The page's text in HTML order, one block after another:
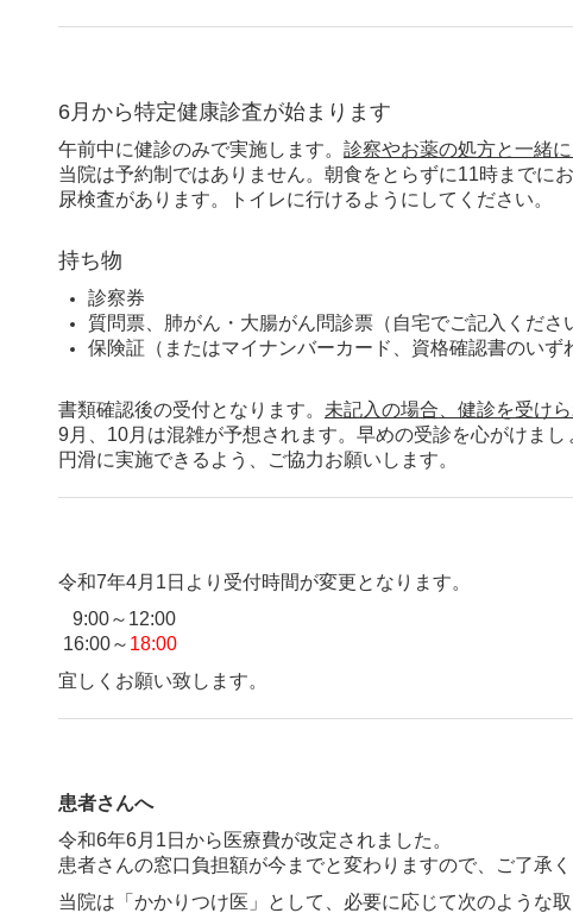
6月から特定健康診査が始まります
午前中に健診のみで実施します。 診察やお薬の処方と一緒
当院は予約制ではありません。朝食をとらずに11時までにお
尿検査があります。トイレに行けるようにしてください。
持ち物
診察券
質問票、肺がん・大腸がん問診票（自宅でご記入くださ
保険証（またはマイナンバーカード、資格確認書のいず
書類確認後の受付となります。 未記入の場合、健診を受け
9月、10月は混雑が予想されます。早めの受診を心がけまし
円滑に実施できるよう、ご協力お願いします。
令和7年4月1日より受付時間が変更となります。
9:00～12:00
16:00～ 18:00
宜しくお願い致します。
患者さんへ
令和6年6月1日から医療費が改定されました。
患者さんの窓口負担額が今までと変わりますので、ご了承く
当院は「かかりつけ医」として、必要に応じて次のような